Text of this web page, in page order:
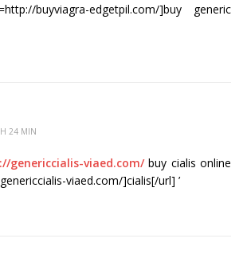
buyviagra-edgetpil.com/]buy generic
24 MIN
genericcialis-viaed.com/buy cialis online
viaed.com/]cialis[/url] ’